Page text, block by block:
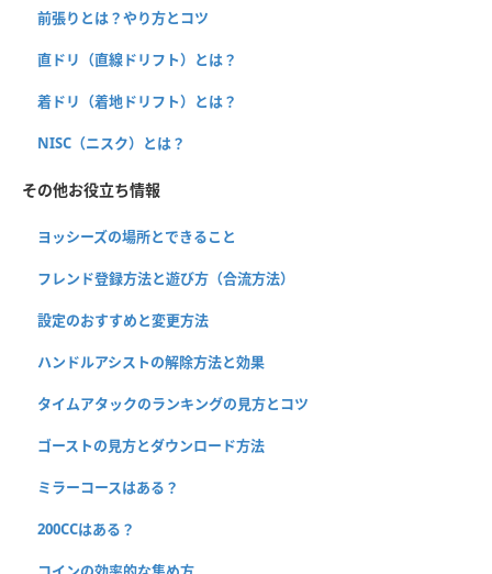
前張りとは？やり方とコツ
直ドリ（直線ドリフト）とは？
着ドリ（着地ドリフト）とは？
NISC（ニスク）とは？
その他お役立ち情報
ヨッシーズの場所とできること
フレンド登録方法と遊び方（合流方法）
設定のおすすめと変更方法
ハンドルアシストの解除方法と効果
タイムアタックのランキングの見方とコツ
ゴーストの見方とダウンロード方法
ミラーコースはある？
200CCはある？